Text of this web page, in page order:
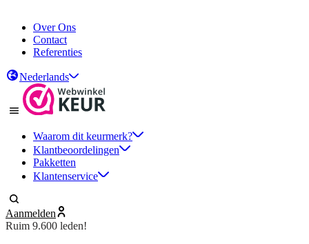
Over Ons
Contact
Referenties
Nederlands
Waarom dit keurmerk?
Klantbeoordelingen
Pakketten
Klantenservice
Aanmelden
Ruim 9.600 leden!